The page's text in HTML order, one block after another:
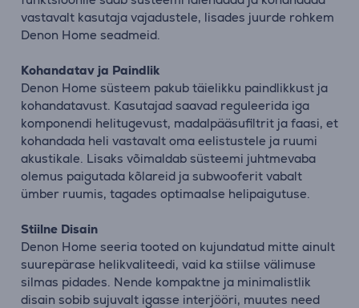
vastavalt kasutaja vajadustele, lisades juurde rohkem
Denon Home seadmeid.
Kohandatav ja Paindlik
Denon Home süsteem pakub täielikku paindlikkust ja
kohandatavust. Kasutajad saavad reguleerida iga
komponendi helitugevust, madalpääsufiltrit ja faasi, et
kohandada heli vastavalt oma eelistustele ja ruumi
akustikale. Lisaks võimaldab süsteemi juhtmevaba
olemus paigutada kõlareid ja subwooferit vabalt
ümber ruumis, tagades optimaalse helipaigutuse.
Stiilne Disain
Denon Home seeria tooted on kujundatud mitte ainult
suurepärase helikvaliteedi, vaid ka stiilse välimuse
silmas pidades. Nende kompaktne ja minimalistlik
disain sobib sujuvalt igasse interjööri, muutes need